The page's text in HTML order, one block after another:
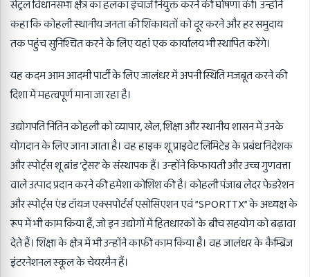
सेंट्रल विधानसभा क्षेत्र का हलका इंचार्ज नियुक्त करने की घोषणा की। उन्होंने
कहा कि कोहली स्थानीय जनता की शिकायतों को दूर करने और हर समुदाय
तक पहुंच सुनिश्चित करने के लिए यहां एक कार्यालय भी स्थापित करेंगे।
यह कदम आम आदमी पार्टी के लिए जालंधर में अपनी स्थिति मजबूत करने की
दिशा में महत्वपूर्ण माना जा रहा है।
उद्योगपति नितिन कोहली को व्यापार, खेल, शिक्षा और स्थानीय शासन में उनके
योगदान के लिए जाना जाता है। वह हाइक शू प्राइवेट लिमिटेड के प्रबंध निदेशक
और स्पोर्ट्स शू ब्रांड ‘ट्रेसर’ के संस्थापक हैं। उन्होंने किफायती और उच्च गुणवत्ता
वाले उत्पाद प्रदान करने की हमेशा कोशिश की है। कोहली पंजाब लेदर फेडरेशन
और स्पोर्ट्स एंड टॉयज एक्सपोर्टर्स एसोसिएशन एवं ”SPORTTX” के अध्यक्ष के
रूप में भी काम किया हैं, जो इन उद्योगों में हितधारकों के बीच सहयोग को बढ़ावा
देते हैं। शिक्षा के क्षेत्र में भी उन्होंने काफी काम किया है। वह जालंधर के कैम्ब्रिज
इंटरनेशनल स्कूल के चेयरमैन हैं।